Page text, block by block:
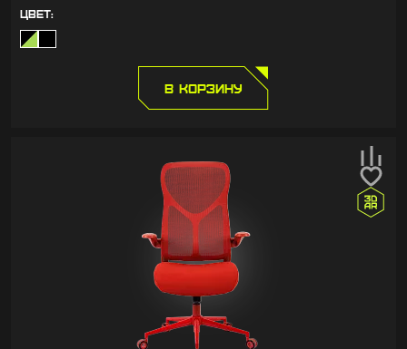
ЦВЕТ:
В КОРЗИНУ